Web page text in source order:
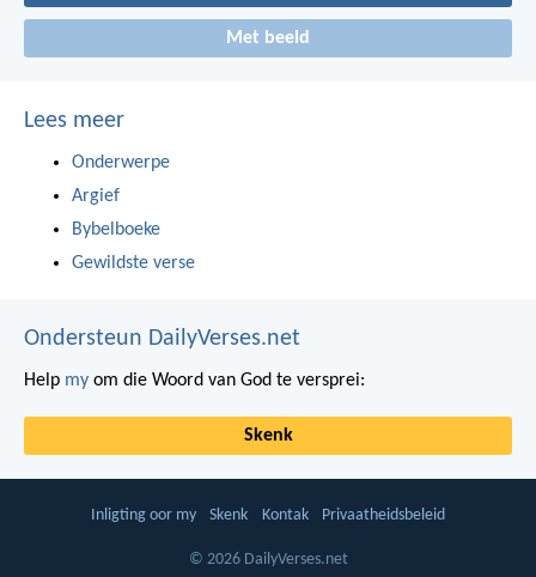
Met beeld
Lees meer
Onderwerpe
Argief
Bybelboeke
Gewildste verse
Ondersteun DailyVerses.net
Help my om die Woord van God te versprei:
Skenk
Inligting oor my Skenk Kontak Privaatheidsbeleid
© 2026 DailyVerses.net